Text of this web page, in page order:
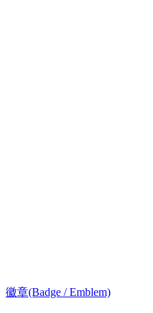
徽章(Badge / Emblem)